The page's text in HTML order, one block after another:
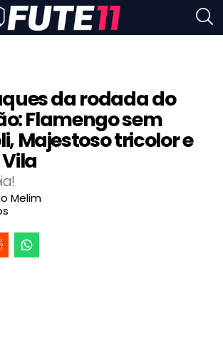
da rodada do
Flamengo sem
Majestoso tricolor e
Melim